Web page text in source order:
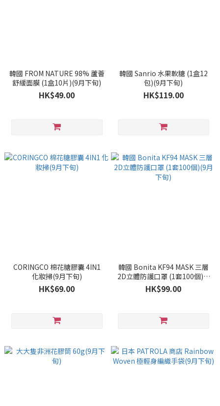
韓國 FROM NATURE 98% 蘆薈
舒緩面膜 (1盒10片)(9月下旬)
HK$49.00
韓國 Sanrio 水果軟糖 (1盒12
包)(9月下旬)
HK$119.00
CORINGCO 棉花糖膠囊 4IN1
化妝掃(9月下旬)
HK$69.00
韓國 Bonita KF94 MASK 三層
2D立體防護口罩 (1套100個)(9
月下旬)
HK$99.00